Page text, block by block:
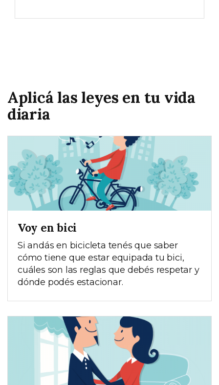
Aplicá las leyes en tu vida
diaria
Voy en bici
Si andás en bicicleta tenés que saber
cómo tiene que estar equipada tu bici,
cuáles son las reglas que debés respetar y
dónde podés estacionar.